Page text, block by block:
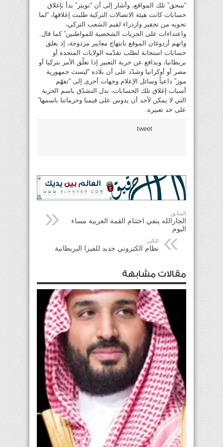
“سحق” تلك المواقع، وأشار إلى أن “تويتر” بدأ بإغلاق
حسابات كانت هيئة الاتصالات التركية طلبت إغلاقها، “لما
تحويه من تحقير وازدراء لقيم الشعب التركي،
واعتداءات على الحريات الشخصية للمواطنين” كما قال.
واتهم أردوغان الموقع بانتهاج معايير مزدوجة، إذ يغلق
حسابات استجابة لطلب تقدّمه الولايات المتحدة أو
بريطانيا، ويدافع عن حرية التعبير إذا تعلّق الأمر بتركيا أو
مصر أو أوكرانيا وشدّد على أن بلاده “ليست جمهورية
موز” داعياً وسائل الإعلام وجهات أخرى إلى “تفهّم
أسباب إغلاق تلك الحسابات، بدل التشدّق باسم الحرية
التي لا يمكن لأحد أن يدوس على قيمنا وحرماتنا باسمها”
على حد تعبيره.
tweet
السابق:
الجارالله ينفي اختتام القمة العربية مساء
اليوم
التالي:
‏نظام الكتروني جديد للفيزا البريطانية
مقالات مشابهة